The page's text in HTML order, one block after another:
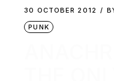
30 OCTOBER 2012
PUNK